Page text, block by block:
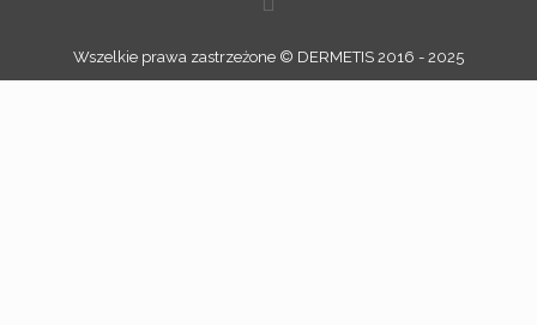
Wszelkie prawa zastrzeżone © DERMETIS 2016 - 2025